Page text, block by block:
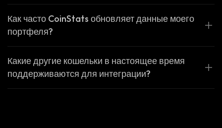
Как часто CoinStats обновляет данные моего
портфеля?
Какие другие кошельки в настоящее время
поддерживаются для интеграции?